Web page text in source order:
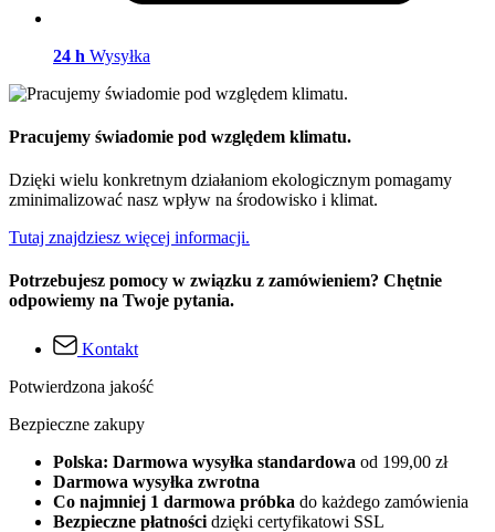
24 h Wysyłka
Pracujemy świadomie pod względem klimatu.
Dzięki wielu konkretnym działaniom ekologicznym pomagamy
zminimalizować nasz wpływ na środowisko i klimat.
Tutaj znajdziesz więcej informacji.
Potrzebujesz pomocy w związku z zamówieniem? Chętnie
odpowiemy na Twoje pytania.
Kontakt
Potwierdzona jakość
Bezpieczne zakupy
Polska: Darmowa wysyłka standardowa od 199,00 zł
Darmowa wysyłka zwrotna
Co najmniej 1 darmowa próbka do każdego zamówienia
Bezpieczne płatności dzięki certyfikatowi SSL